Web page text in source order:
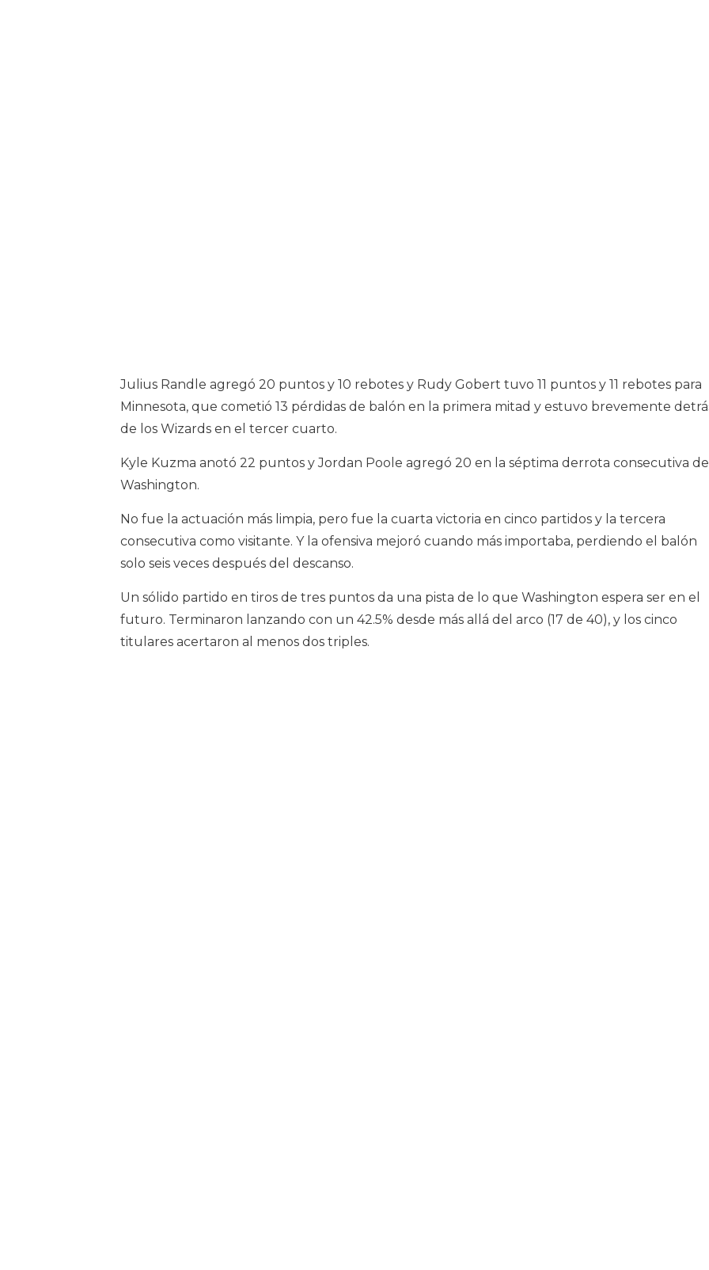
Julius Randle agregó 20 puntos y 10 rebotes y Rudy Gobert tuvo 11 puntos y 11 rebotes para
Minnesota, que cometió 13 pérdidas de balón en la primera mitad y estuvo brevemente
de los Wizards en el tercer cuarto.
Kyle Kuzma anotó 22 puntos y Jordan Poole agregó 20 en la séptima derrota consecutiva de
Washington.
No fue la actuación más limpia, pero fue la cuarta victoria en cinco partidos y la tercera
consecutiva como visitante. Y la ofensiva mejoró cuando más importaba, perdiendo el balón
solo seis veces después del descanso.
Un sólido partido en tiros de tres puntos da una pista de lo que Washington espera ser en el
futuro. Terminaron lanzando con un 42.5% desde más allá del arco (17 de 40), y los cinco
titulares acertaron al menos dos triples.